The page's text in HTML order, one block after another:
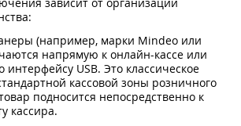
(например, марки Mindeo или
напрямую к онлайн-кассе или
интерфейсу USB. Это классическое
кассовой зоны розничного
подносится непосредственно к
кассира.